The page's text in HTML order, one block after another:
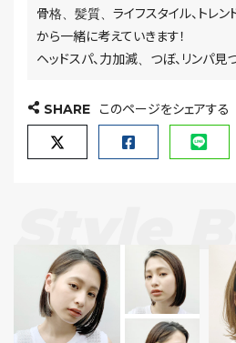
骨格、髪質、ライフスタイル、トレ
から一緒に考えていきます！
ヘッドスパ、力加減、つぼ、リンパ見
SHARE このページをシェアする
Style